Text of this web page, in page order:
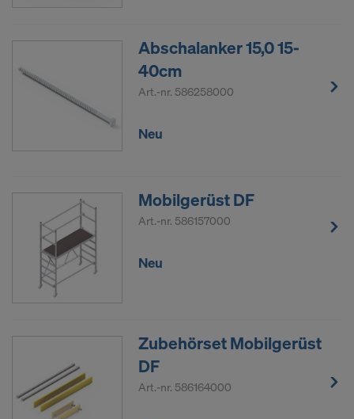
Abschalanker 15,0 15-
40cm
Art.-nr. 586258000
Neu
Mobilgerüst DF
Art.-nr. 586157000
Neu
Zubehörset Mobilgerüst
DF
Art.-nr. 586164000